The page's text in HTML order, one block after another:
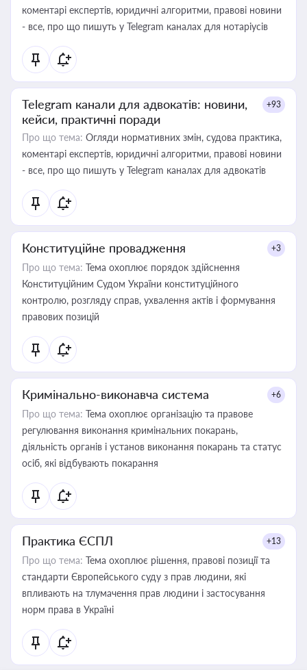
коментарі експертів, юридичні алгоритми, правові новини
- все, про що пишуть у Telegram каналах для нотаріусів
Telegram канали для адвокатів: новини,
кейси, практичні поради
+93
Про що тема: Огляди нормативних змін, судова практика,
коментарі експертів, юридичні алгоритми, правові новини
- все, про що пишуть у Telegram каналах для адвокатів
Конституційне провадження +3
Про що тема: Тема охоплює порядок здійснення
Конституційним Судом України конституційного
контролю, розгляду справ, ухвалення актів і формування
правових позицій
Кримінально-виконавча система +6
Про що тема: Тема охоплює організацію та правове
регулювання виконання кримінальних покарань,
діяльність органів і установ виконання покарань та статус
осіб, які відбувають покарання
Практика ЄСПЛ +13
Про що тема: Тема охоплює рішення, правові позиції та
стандарти Європейського суду з прав людини, які
впливають на тлумачення прав людини і застосування
норм права в Україні